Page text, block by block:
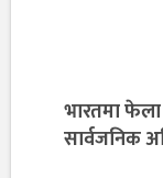
भारतमा
सार्वजनिक